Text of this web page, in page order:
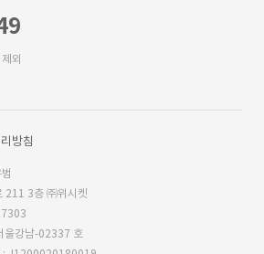
외
방침
211 3층 ㈜위시켓
울강남-02337 호